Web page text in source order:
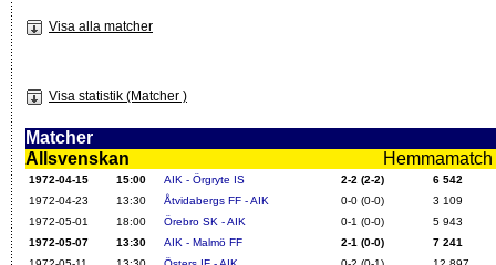
Visa alla matcher
Visa statistik (Matcher )
Matcher
Allsvenskan
1972-04-15 15:00 AIK - Örgryte IS 2-2 (2-2)
6 542
1972-04-23
13:30 Åtvidabergs FF - AIK 0-0 (0-0)
3 109
1972-05-01
18:00 Örebro SK - AIK 0-1 (0-0)
5 943
1972-05-07
13:30 AIK - Malmö FF 2-1 (0-0)
7 241